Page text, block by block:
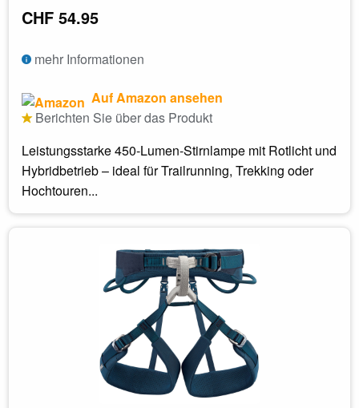
CHF 54.95
mehr Informationen
Auf Amazon ansehen
Berichten Sie über das Produkt
Leistungsstarke 450-Lumen-Stirnlampe mit Rotlicht und
Hybridbetrieb – ideal für Trailrunning, Trekking oder
Hochtouren...